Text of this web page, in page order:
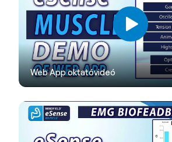
Web App oktatóvideó